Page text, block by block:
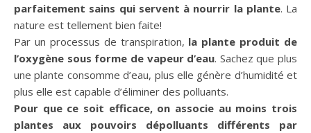
parfaitement sains qui servent à nourrir la plante. La
nature est tellement bien faite!
Par un processus de transpiration, la plante produit de
l’oxygène sous forme de vapeur d’eau. Sachez que plus
une plante consomme d’eau, plus elle génère d’humidité et
plus elle est capable d’éliminer des polluants.
Pour que ce soit efficace, on associe au moins trois
plantes aux pouvoirs dépolluants différents par